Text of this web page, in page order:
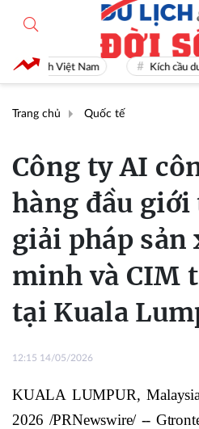
Du lịch Việt Nam Kích cầu du
Trang chủ Quốc tế
Công ty AI
hàng đầu giới
giải pháp sản
minh và CIM
tại Kuala
12:15 14/05/2026
KUALA LUMPUR,
2026 /PRNewswire/ --